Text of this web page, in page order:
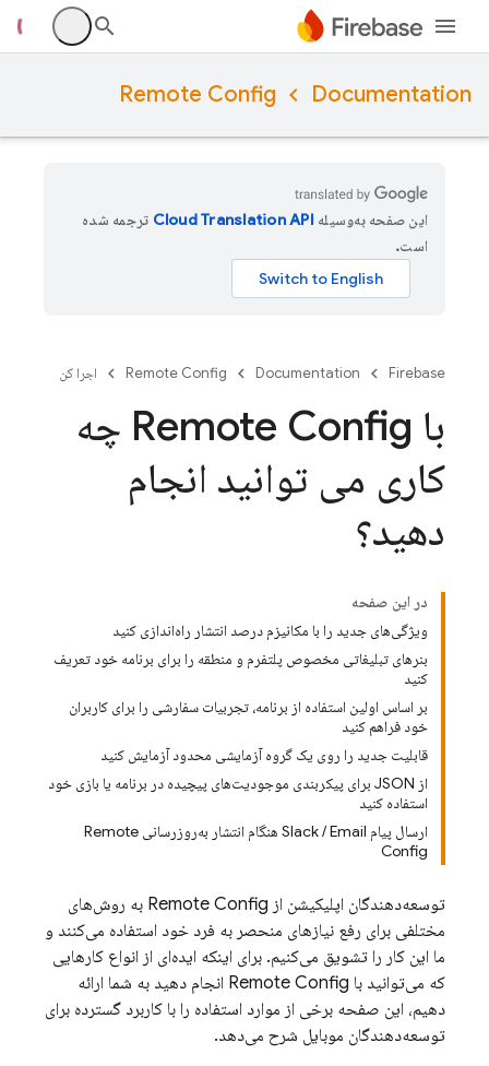
Documentation
Remote Config
این صفحه به‌وسیله
ترجمه شده
است.
Firebase
Documentation
Remote Config اجرا کن
با Remote Config چه
کاری می توانید انجام
دهید؟
در این صفحه
ویژگی‌های جدید را با مکانیزم درصد انتشار راه‌اندازی کنید
بنرهای تبلیغاتی مخصوص پلتفرم و منطقه را برای برنامه خود تعریف
کنید
بر اساس اولین استفاده از برنامه، تجربیات سفارشی را برای کاربران
خود فراهم کنید
قابلیت جدید را روی یک گروه آزمایشی محدود آزمایش کنید
از JSON برای پیکربندی موجودیت‌های پیچیده در برنامه یا بازی خود
استفاده کنید
ارسال پیام Slack / Email هنگام انتشار به‌روزرسانی Remote
Config
توسعه‌دهندگان اپلیکیشن از Remote Config به روش‌های
مختلفی برای رفع نیازهای منحصر به فرد خود استفاده می‌کنند و
ما این کار را تشویق می‌کنیم. برای اینکه ایده‌ای از انواع کارهایی
که می‌توانید با Remote Config انجام دهید به شما ارائه
دهیم، این صفحه برخی از موارد استفاده را با کاربرد گسترده برای
توسعه‌دهندگان موبایل شرح می‌دهد.